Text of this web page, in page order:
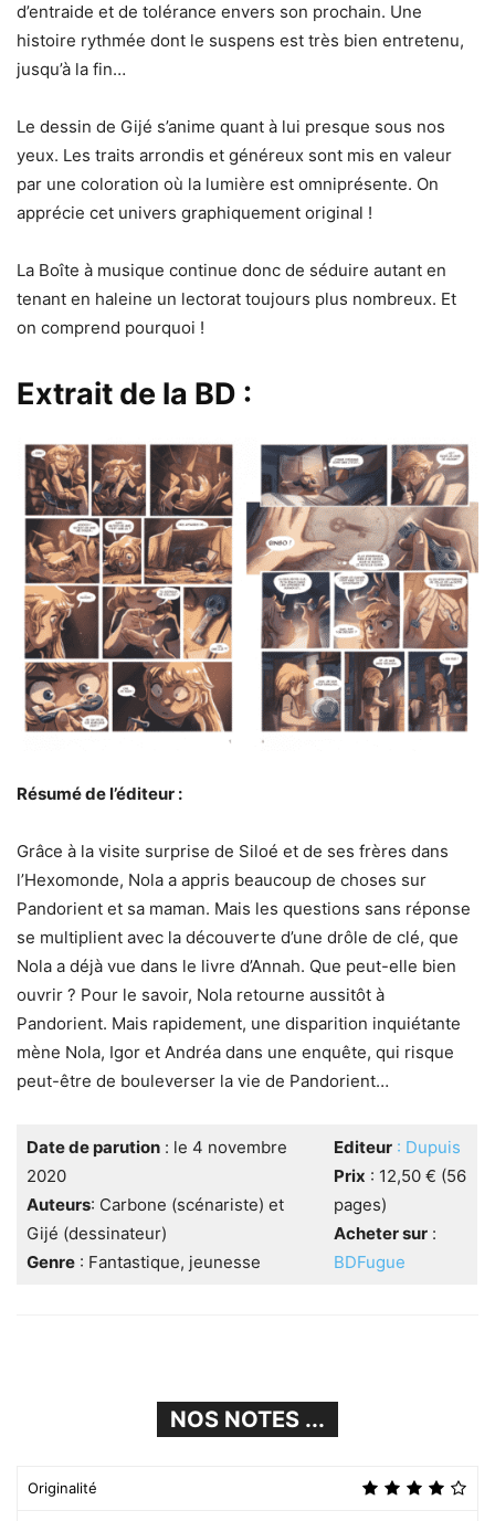
d’entraide et de tolérance envers son prochain. Une
histoire rythmée dont le suspens est très bien entretenu,
jusqu’à la fin…
Le dessin de Gijé s’anime quant à lui presque sous nos
yeux. Les traits arrondis et généreux sont mis en valeur
par une coloration où la lumière est omniprésente. On
apprécie cet univers graphiquement original !
La Boîte à musique continue donc de séduire autant en
tenant en haleine un lectorat toujours plus nombreux. Et
on comprend pourquoi !
Extrait de la BD :
Résumé de l’éditeur :
Grâce à la visite surprise de Siloé et de ses frères dans
l’Hexomonde, Nola a appris beaucoup de choses sur
Pandorient et sa maman. Mais les questions sans réponse
se multiplient avec la découverte d’une drôle de clé, que
Nola a déjà vue dans le livre d’Annah. Que peut-elle bien
ouvrir ? Pour le savoir, Nola retourne aussitôt à
Pandorient. Mais rapidement, une disparition inquiétante
mène Nola, Igor et Andréa dans une enquête, qui risque
peut-être de bouleverser la vie de Pandorient…
Date de parution: le 4 novembre
2020
Auteurs: Carbone (scénariste) et
Gijé (dessinateur)
Genre: Fantastique, jeunesse
Editeur : Dupuis
Prix : 12,50 € (56
pages)
Acheter sur:
BDFugue
NOS NOTES ...
Originalité